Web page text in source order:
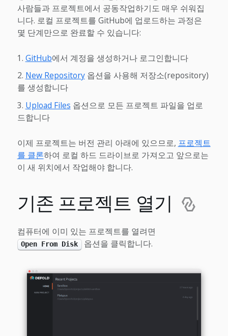
사람들과 프로젝트에서 공동작업하기도 매우 쉬워집
니다. 로컬 프로젝트를 GitHub에 업로드하는 과정은
몇 단계만으로 완료할 수 있습니다:
GitHub에서 계정을 생성하거나 로그인합니다
New Repository옵션을 사용해 저장소(repository)
를 생성합니다
Upload Files 옵션으로 모든 프로젝트 파일을 업로
드합니다
이제 프로젝트는 버전 관리 아래에 있으므로, 프로젝트
를 클론하여 로컬 하드 드라이브로 가져오고 앞으로는
이 새 위치에서 작업해야 합니다.
기존 프로젝트 열기
컴퓨터에 이미 있는 프로젝트를 열려면
Open From Disk 옵션을 클릭합니다.